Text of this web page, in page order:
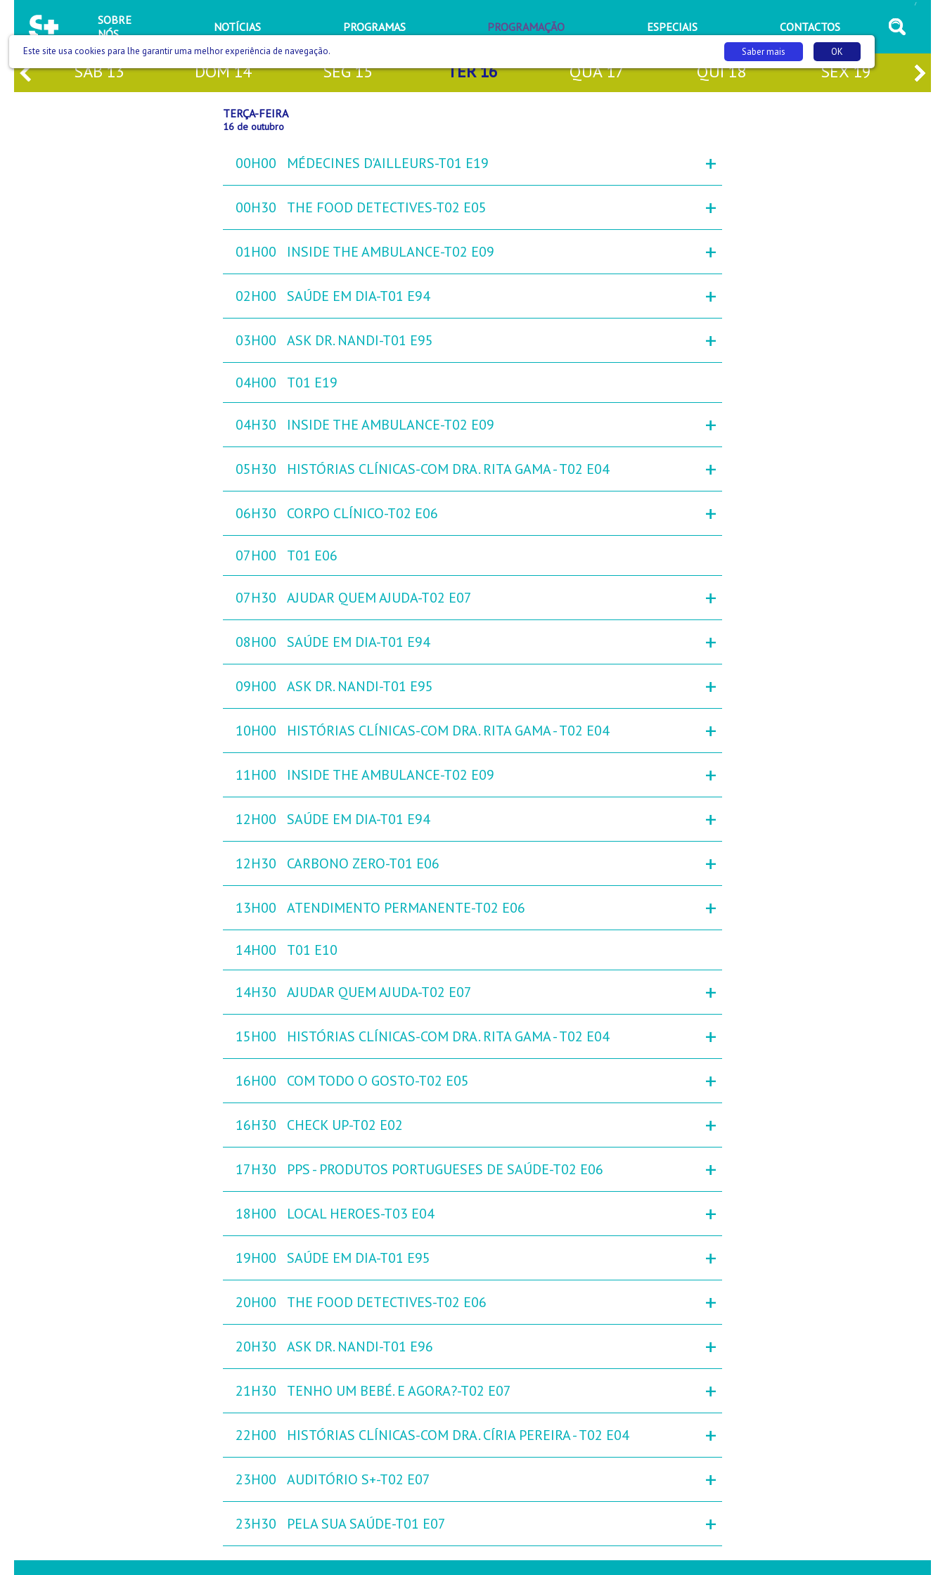
SOBRE
NÓS
NOTÍCIAS PROGRAMAS PROGRAMAÇÃO ESPECIAIS CONTACTOS
/
SÁB13 DOM14 SEG15 TER16 QUA17 QUI18 SEX19
TERÇA-FEIRA
16 de outubro
00H00 MÉDECINES D'AILLEURS-T01 E19 +
00H30 THE FOOD DETECTIVES-T02 E05 +
01H00 INSIDE THE AMBULANCE-T02 E09 +
02H00 SAÚDE EM DIA-T01 E94 +
03H00 ASK DR. NANDI-T01 E95 +
04H00 T01 E19
04H30 INSIDE THE AMBULANCE-T02 E09 +
05H30 HISTÓRIAS CLÍNICAS-COM DRA. RITA GAMA - T02 E04 +
06H30 CORPO CLÍNICO-T02 E06 +
07H00 T01 E06
07H30 AJUDAR QUEM AJUDA-T02 E07 +
08H00 SAÚDE EM DIA-T01 E94 +
09H00 ASK DR. NANDI-T01 E95 +
10H00 HISTÓRIAS CLÍNICAS-COM DRA. RITA GAMA - T02 E04 +
11H00 INSIDE THE AMBULANCE-T02 E09 +
12H00 SAÚDE EM DIA-T01 E94 +
12H30 CARBONO ZERO-T01 E06 +
13H00 ATENDIMENTO PERMANENTE-T02 E06 +
14H00 T01 E10
14H30 AJUDAR QUEM AJUDA-T02 E07 +
15H00 HISTÓRIAS CLÍNICAS-COM DRA. RITA GAMA - T02 E04 +
16H00 COM TODO O GOSTO-T02 E05 +
16H30 CHECK UP-T02 E02 +
17H30 PPS - PRODUTOS PORTUGUESES DE SAÚDE-T02 E06 +
18H00 LOCAL HEROES-T03 E04 +
19H00 SAÚDE EM DIA-T01 E95 +
20H00 THE FOOD DETECTIVES-T02 E06 +
20H30 ASK DR. NANDI-T01 E96 +
21H30 TENHO UM BEBÉ. E AGORA?-T02 E07 +
22H00 HISTÓRIAS CLÍNICAS-COM DRA. CÍRIA PEREIRA - T02 E04 +
23H00 AUDITÓRIO S+-T02 E07 +
23H30 PELA SUA SAÚDE-T01 E07 +
Este site usa cookies para lhe garantir uma melhor experiência de navegação. OK
Saber mais